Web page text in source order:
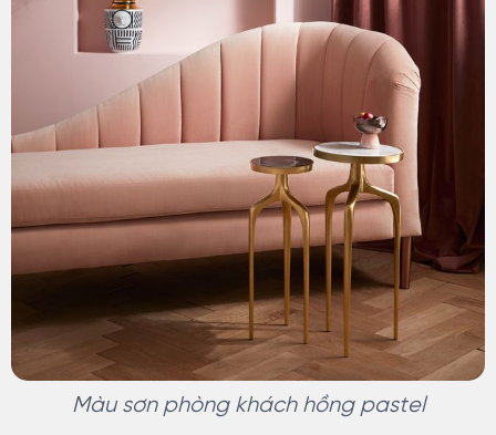
Màu sơn phòng khách hồng pastel